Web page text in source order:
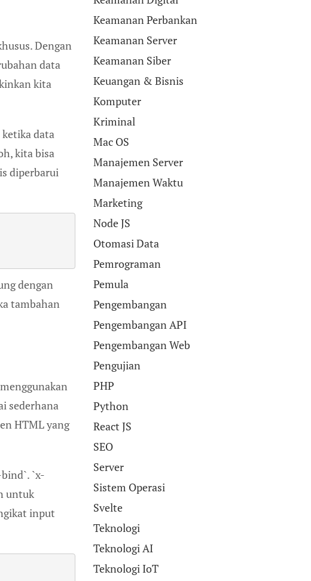
Dengan
data
kita
data
kita bisa
diperbarui
dengan
tambahan
sederhana
HTML yang
`x-
untuk
input
Keamanan Perbankan
Keamanan Server
Keamanan Siber
Keuangan & Bisnis
Komputer
Kriminal
Mac OS
Manajemen Server
Manajemen Waktu
Marketing
Node JS
Otomasi Data
Pemrograman
Pemula
Pengembangan
Pengembangan API
Pengembangan Web
Pengujian
PHP
Python
React JS
SEO
Server
Sistem Operasi
Svelte
Teknologi
Teknologi AI
Teknologi IoT